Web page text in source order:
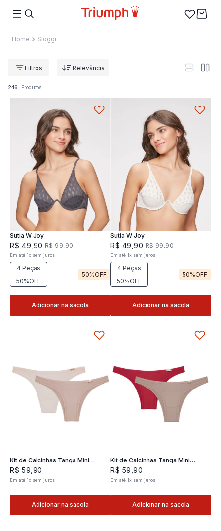
Sloggi
Relevância
246 Produtos
Sutia W Joy
R$ 49 90 R$ 99,90
Em até1x sem juros
4 Peças
-
50%OFF
50%OFF
Adicionar na sacola
Sutia W Joy
R$ 49 ,90 R$ 99,90
Em até 1x sem juros
4 Peças
-
50%OFF
50%OFF
Adicionar na sacola
Kit de Calcinhas Tanga Mini
Classic 02- 2 und
R$ 59 90
Em até1x sem juros
Adicionar na sacola
Kit de Calcinhas Tanga Mini
Classic 02- 2 und
R$ 59 ,90
Em até 1x sem juros
Adicionar na sacola